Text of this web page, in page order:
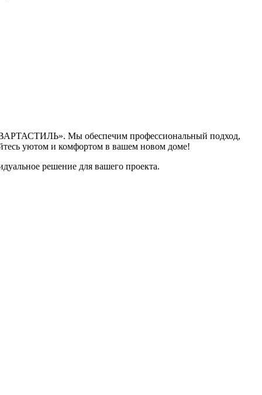
Мы обеспечим профессиональный подход,
уютом и комфортом в вашем новом доме!
решение для вашего проекта.